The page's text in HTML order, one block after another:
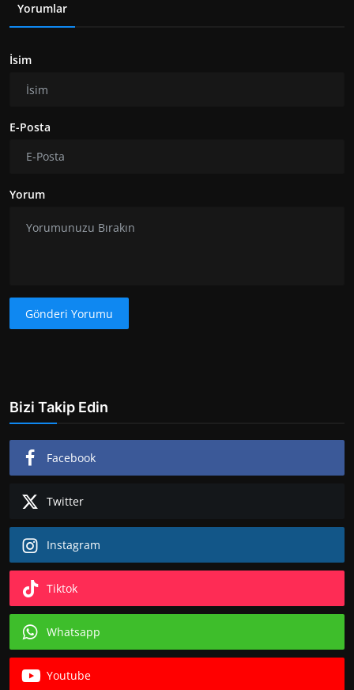
Yorumlar
İsim
E-Posta
Yorum
Gönderi Yorumu
Bizi Takip Edin
Facebook
Twitter
Instagram
Tiktok
Whatsapp
Youtube